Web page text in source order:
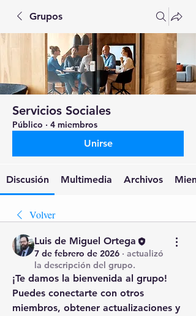
Grupos
Servicios Sociales
Público · 4 miembros
Unirse
Discusión Multimedia Archivos
Volver
Luis de Miguel Ortega
7 de febrero de 2026 · actualizó
la descripción del grupo.
¡Te damos la bienvenida al grupo!
Puedes conectarte con otros
miembros, obtener actualizaciones y